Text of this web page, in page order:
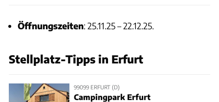
Öffnungszeiten: 25.11.25 – 22.12.25.
Stellplatz-Tipps in Erfurt
99099 ERFURT (D)
Campingpark Erfurt